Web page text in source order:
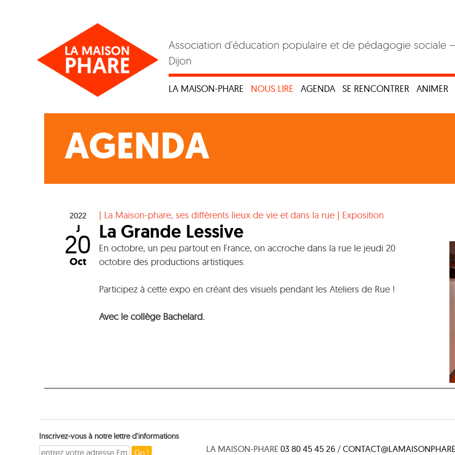
Association d'éducation populaire et de pédagogie sociale
Dijon
LA MAISON-PHARE NOUS LIRE AGENDA SE RENCONTRER ANIMER
AGENDA
2022
J
20
Oct
| La Maison-phare, ses différents lieux de vie et dans la rue | Exposition
La Grande Lessive
En octobre, un peu partout en France, on accroche dans la rue le jeudi 20
octobre des productions artistiques.
Participez à cette expo en créant des visuels pendant les Ateliers de Rue !
Avec le collège Bachelard.
Inscrivez-vous à notre lettre d'informations
LA MAISON-PHARE03 80 45 45 26 /